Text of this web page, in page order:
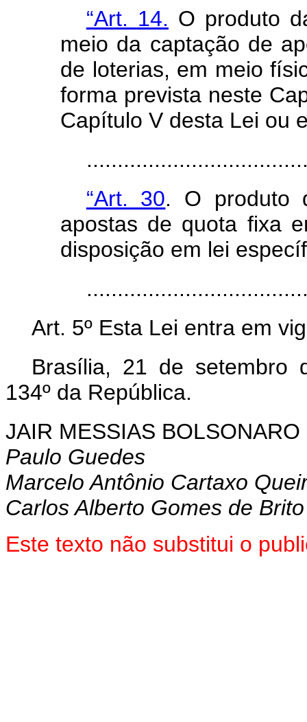
“Art. 14. O produto
meio da captação de
de loterias, em meio
forma prevista neste
Capítulo V desta Lei ou
“Art. 30. O produto
apostas de quota fixa
disposição em lei
Art. 5º Esta Lei entra em
Brasília, 21 de setembro
134º da República.
JAIR MESSIAS BOLSONARO
Paulo Guedes
Marcelo Antônio Cartaxo
Carlos Alberto Gomes de Brito
Este texto não substitui o